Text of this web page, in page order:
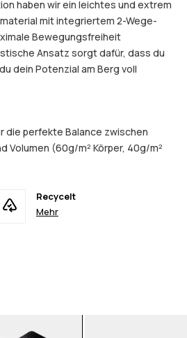
haben wir ein leichtes und extrem
mit integriertem 2-Wege-
Bewegungsfreiheit
Ansatz sorgt dafür, dass du
dein Potenzial am Berg voll
die perfekte Balance zwischen
Volumen (60g/m² Körper, 40g/m²
Recycelt
Mehr